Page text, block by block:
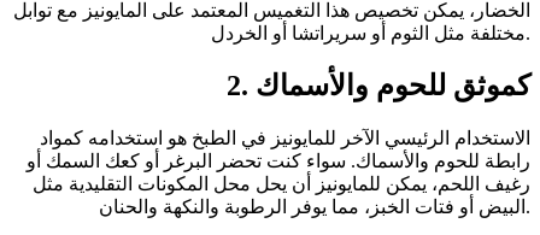
الخضار، يمكن تخصيص هذا التغميس المعتمد على المايونيز مع توابل
مختلفة مثل الثوم أو سريراتشا أو الخردل.
2. كموثق للحوم والأسماك
الاستخدام الرئيسي الآخر للمايونيز في الطبخ هو استخدامه كمواد
رابطة للحوم والأسماك. سواء كنت تحضر البرغر أو كعك السمك أو
رغيف اللحم، يمكن للمايونيز أن يحل محل المكونات التقليدية مثل
البيض أو فتات الخبز، مما يوفر الرطوبة والنكهة والحنان.